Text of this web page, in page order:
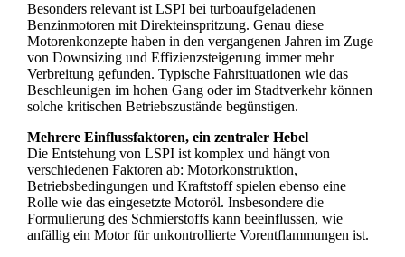
Besonders relevant ist LSPI bei turboaufgeladenen
Benzinmotoren mit Direkteinspritzung. Genau diese
Motorenkonzepte haben in den vergangenen Jahren im Zuge
von Downsizing und Effizienzsteigerung immer mehr
Verbreitung gefunden. Typische Fahrsituationen wie das
Beschleunigen im hohen Gang oder im Stadtverkehr können
solche kritischen Betriebszustände begünstigen.
Mehrere Einflussfaktoren, ein zentraler Hebel
Die Entstehung von LSPI ist komplex und hängt von
verschiedenen Faktoren ab: Motorkonstruktion,
Betriebsbedingungen und Kraftstoff spielen ebenso eine
Rolle wie das eingesetzte Motoröl. Insbesondere die
Formulierung des Schmierstoffs kann beeinflussen, wie
anfällig ein Motor für unkontrollierte Vorentflammungen ist.